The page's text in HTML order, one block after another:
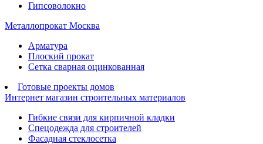
Гипсоволокно
Металлопрокат Москва
Арматура
Плоский прокат
Сетка сварная оцинкованная
Готовые проекты домов
Интернет магазин строительных материалов
Гибкие связи для кирпичной кладки
Спецодежда для строителей
Фасадная стеклосетка